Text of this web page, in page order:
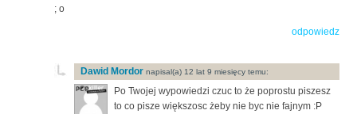
; o
odpowiedz
Dawid Mordor napisal(a) 12 lat 9 miesięcy temu:
Po Twojej wypowiedzi czuc to że poprostu piszesz
to co pisze większosc żeby nie byc nie fajnym :P